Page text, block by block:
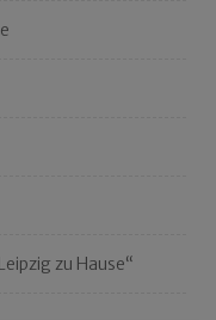
zu Hause“